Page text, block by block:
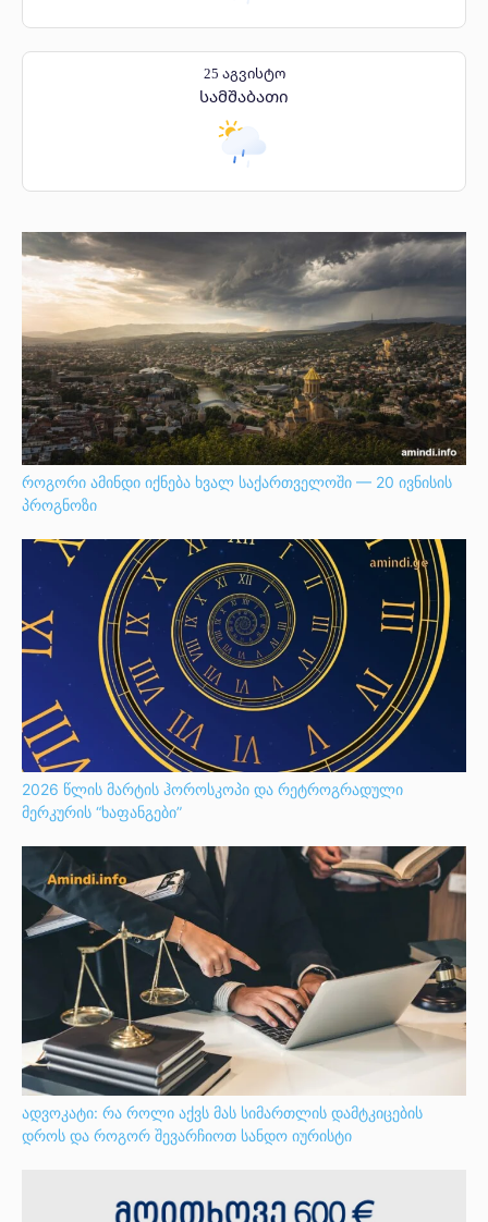
25 აგვისტო
სამშაბათი
როგორი ამინდი იქნება ხვალ საქართველოში — 20 ივნისის
პროგნოზი
2026 წლის მარტის ჰოროსკოპი და რეტროგრადული
მერკურის “ხაფანგები”
ადვოკატი: რა როლი აქვს მას სიმართლის დამტკიცების
დროს და როგორ შევარჩიოთ სანდო იურისტი